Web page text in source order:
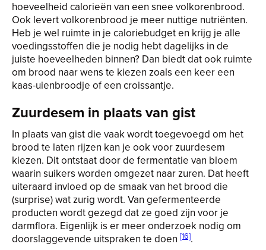
hoeveelheid calorieën van een snee volkorenbrood.
Ook levert volkorenbrood je meer nuttige nutriënten.
Heb je wel ruimte in je caloriebudget en krijg je alle
voedingsstoffen die je nodig hebt dagelijks in de
juiste hoeveelheden binnen? Dan biedt dat ook ruimte
om brood naar wens te kiezen zoals een keer een
kaas-uienbroodje of een croissantje.
Zuurdesem in plaats van gist
In plaats van gist die vaak wordt toegevoegd om het
brood te laten rijzen kan je ook voor zuurdesem
kiezen. Dit ontstaat door de fermentatie van bloem
waarin suikers worden omgezet naar zuren. Dat heeft
uiteraard invloed op de smaak van het brood die
(surprise) wat zurig wordt. Van gefermenteerde
producten wordt gezegd dat ze goed zijn voor je
darmflora. Eigenlijk is er meer onderzoek nodig om
doorslaggevende uitspraken te doen [16].